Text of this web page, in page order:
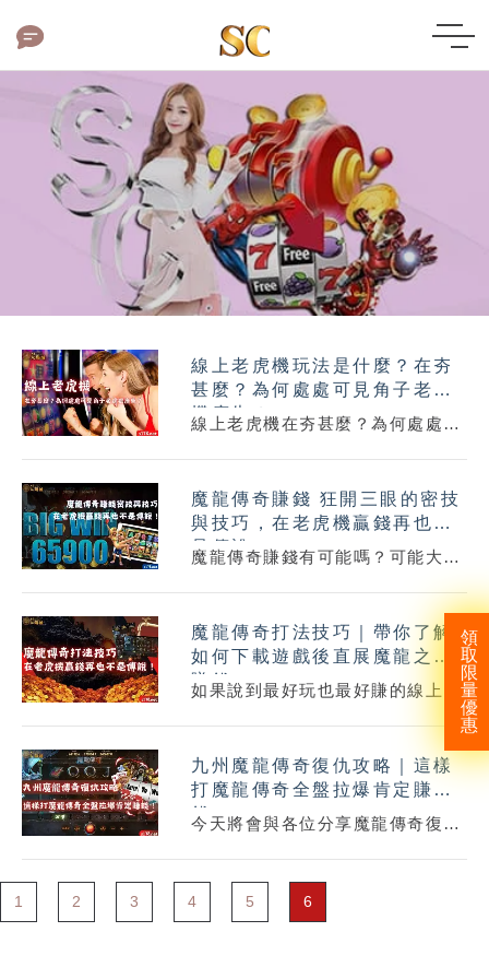
老
虎
機|SC
太
陽
城
娛
樂
城
領
取
限
量
優
惠
線上老虎機玩法是什麼？在夯
甚麼？為何處處可見角子老虎
機廣告？
線上老虎機在夯甚麼？為何處處都
虎機玩法的宣傳，這遊戲難道這麼
夯？這項遊戲又稱為角子老虎機，
自189...
魔龍傳奇賺錢 狂開三眼的密技
與技巧，在老虎機贏錢再也不
是傳說！
魔龍傳奇賺錢有可能嗎？可能大家
定印象，認為他並不像百家樂或運
彩有數據可研究，但其實今天小編
將要向各位介紹魔龍傳奇密技與魔
龍傳奇技巧...
魔龍傳奇打法技巧｜帶你了解
如何下載遊戲後直展魔龍之魂
賺錢！
如果說到最好玩也最好賺的線上老
虎機遊戲，大家的第一個印象應該
魔龍傳奇打法連線有高達２０條以
上，但將魔龍傳奇下載後，想要在
魔龍傳奇賺...
九州魔龍傳奇復仇攻略｜這樣
打魔龍傳奇全盤拉爆肯定賺
錢！
今天將會與各位分享魔龍傳奇復仇
的電子遊戲玩家，那你對一定是非
常熟悉魔龍傳奇，因為它算是電子
1 2 3 4 5 6